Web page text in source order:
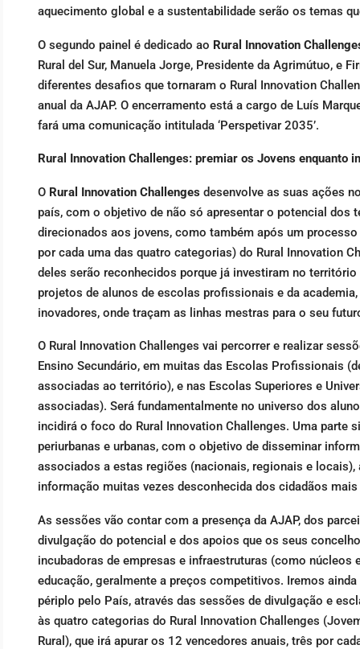
aquecimento global e a sustentabilidade serão os temas
O segundo painel é dedicado ao Rural Innovation
Rural del Sur, Manuela Jorge, Presidente da Agrimútuo, e
diferentes desafios que tornaram o Rural Innovation
anual da AJAP. O encerramento está a cargo de Luís
fará uma comunicação intitulada ‘Perspetivar 2035’.
Rural Innovation Challenges: premiar os Jovens enquanto
O Rural Innovation Challenges desenvolve as suas ações
país, com o objetivo de não só apresentar o potencial
direcionados aos jovens, como também após um
por cada uma das quatro categorias) do Rural Innovation
deles serão reconhecidos porque já investiram no
projetos de alunos de escolas profissionais e da
inovadores, onde traçam as linhas mestras para o seu
O Rural Innovation Challenges vai percorrer e realizar
Ensino Secundário, em muitas das Escolas Profissionais
associadas ao território), e nas Escolas Superiores e
associadas). Será fundamentalmente no universo dos
incidirá o foco do Rural Innovation Challenges. Uma parte
periurbanas e urbanas, com o objetivo de disseminar
associados a estas regiões (nacionais, regionais e
informação muitas vezes desconhecida dos cidadãos
As sessões vão contar com a presença da AJAP, dos
divulgação do potencial e dos apoios que os seus
incubadoras de empresas e infraestruturas (como
educação, geralmente a preços competitivos. Iremos
périplo pelo País, através das sessões de divulgação e
às quatro categorias do Rural Innovation Challenges
Rural), que irá apurar os 12 vencedores anuais, três por